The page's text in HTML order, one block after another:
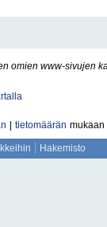
omien www-sivujen
tietomäärän mukaan
Hakemisto